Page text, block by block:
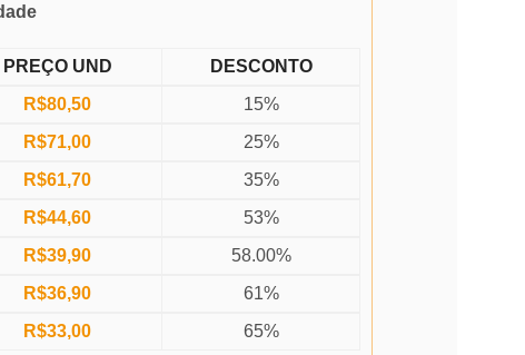
PREÇO UND
DESCONTO
R$80,50
15%
R$71,00
25%
R$61,70
35%
R$44,60
53%
R$39,90
58.00%
R$36,90
61%
R$33,00 65%